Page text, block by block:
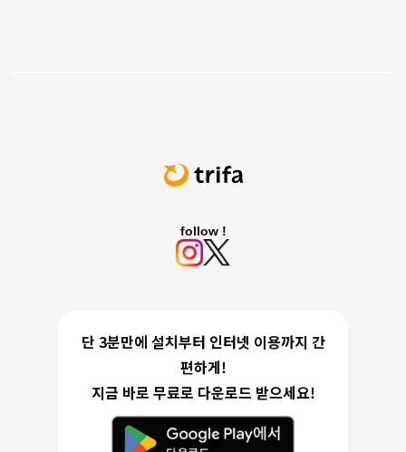
follow !
단 3분만에 설치부터 인터넷 이용까지 간
편하게!
지금 바로 무료로 다운로드 받으세요!